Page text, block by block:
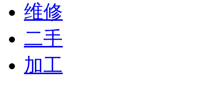
维修
二手
加工